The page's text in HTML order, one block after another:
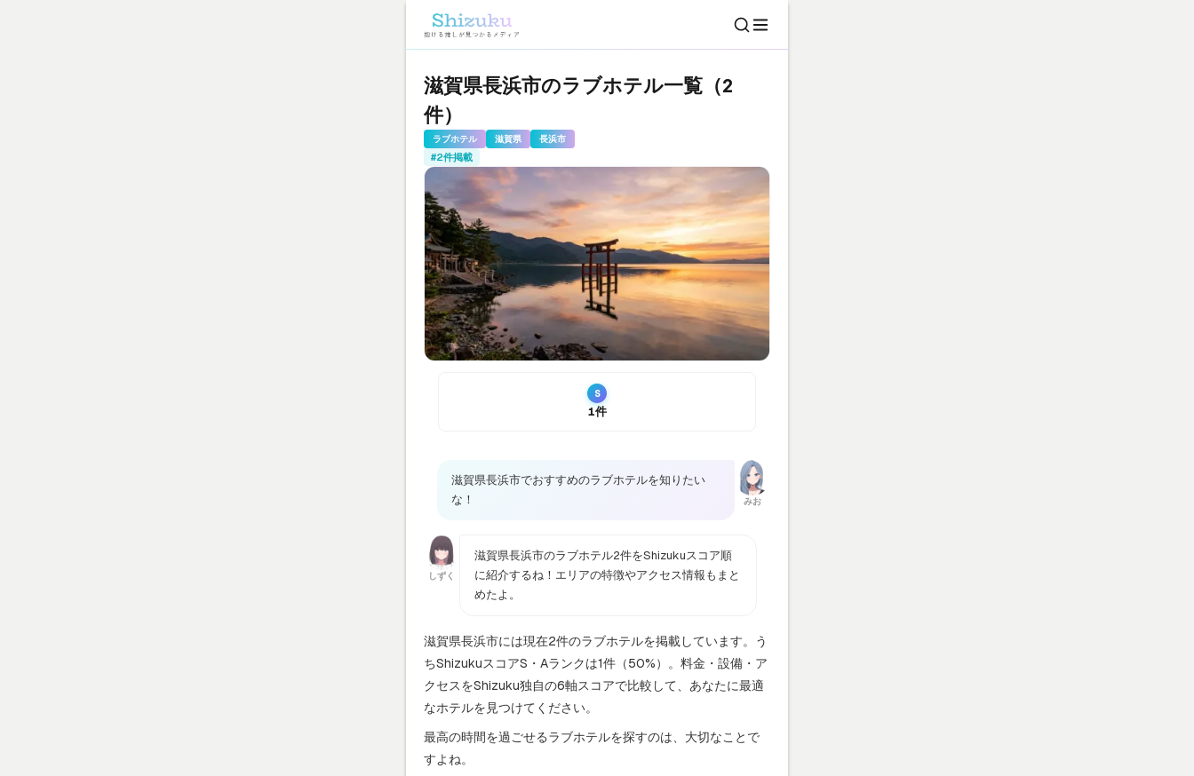
滋賀県長浜市のラブホテル一覧（2
件）
ラブホテル 滋賀県 長浜市
#2件掲載
S
1件
みお
滋賀県長浜市でおすすめのラブホテルを知りたい
な！
しずく
滋賀県長浜市のラブホテル2件をShizukuスコア順
に紹介するね！エリアの特徴やアクセス情報もまと
めたよ。
滋賀県長浜市には現在2件のラブホテルを掲載しています。う
ちShizukuスコアS・Aランクは1件（50%）。料金・設備・ア
クセスをShizuku独自の6軸スコアで比較して、あなたに最適
なホテルを見つけてください。
最高の時間を過ごせるラブホテルを探すのは、大切なことで
すよね。